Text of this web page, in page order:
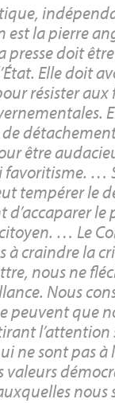
est la pierre
presse doit
Elle doit
résister aux
être
favoritisme. …
tempérer le
le
… Le
à craindre la
nous ne
Nous
peuvent que
l’attention
ne sont pas
valeurs
nous